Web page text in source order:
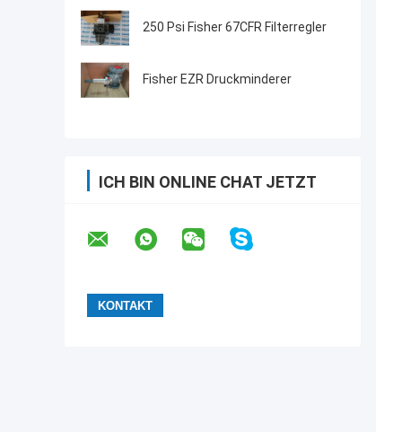
250 Psi Fisher 67CFR Filterregler
Fisher EZR Druckminderer
ICH BIN ONLINE CHAT JETZT